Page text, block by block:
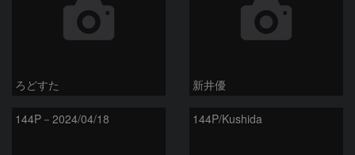
ろどすた 新井優
144P－2024/04/18 144P/Kushida